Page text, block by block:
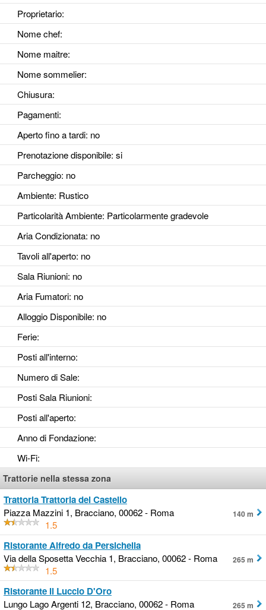
Proprietario:
Nome chef:
Nome maitre:
Nome sommelier:
Chiusura:
Pagamenti:
Aperto fino a tardi: no
Prenotazione disponibile: si
Parcheggio: no
Ambiente: Rustico
Particolarità Ambiente: Particolarmente gradevole
Aria Condizionata: no
Tavoli all'aperto: no
Sala Riunioni: no
Aria Fumatori: no
Alloggio Disponibile: no
Ferie:
Posti all'interno:
Numero di Sale:
Posti Sala Riunioni:
Posti all'aperto:
Anno di Fondazione:
Wi-Fi:
Trattorie nella stessa zona
Trattoria Trattoria del Castello
Piazza Mazzini 1, Bracciano, 00062 - Roma
1.5
140 m
Ristorante Alfredo da Persichella
Via della Sposetta Vecchia 1, Bracciano, 00062 - Roma
1.5
265 m
Ristorante Il Luccio D'Oro
Lungo Lago Argenti 12, Bracciano, 00062 - Roma 265 m